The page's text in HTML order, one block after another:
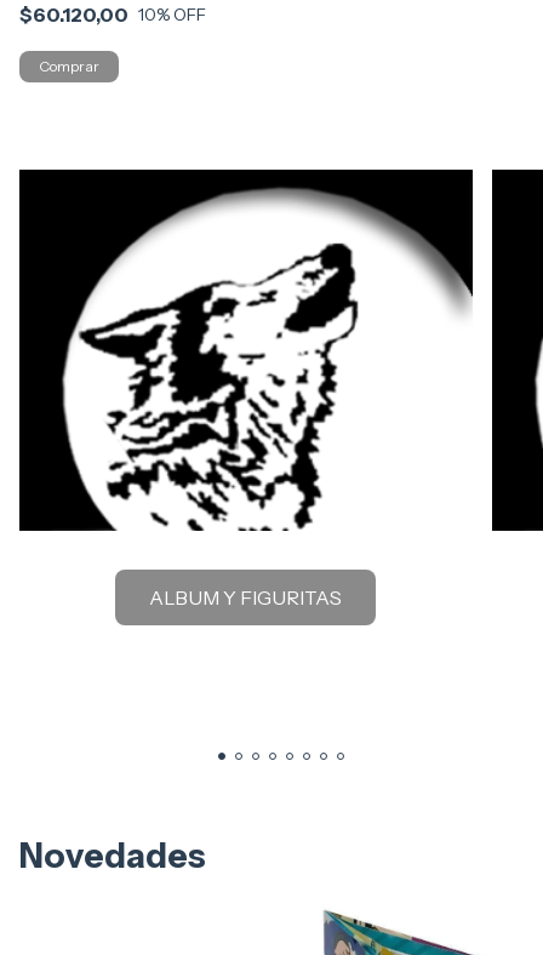
$60.120,00 10% OFF
ALBUM Y FIGURITAS
Novedades